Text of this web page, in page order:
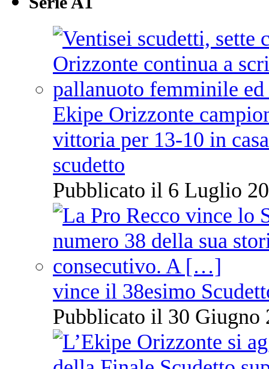
Ekipe Orizzonte
vittoria per 13-10 in
scudetto
Pubblicato il 6 Luglio
vince il 38esimo
Pubblicato il 30 Giugno